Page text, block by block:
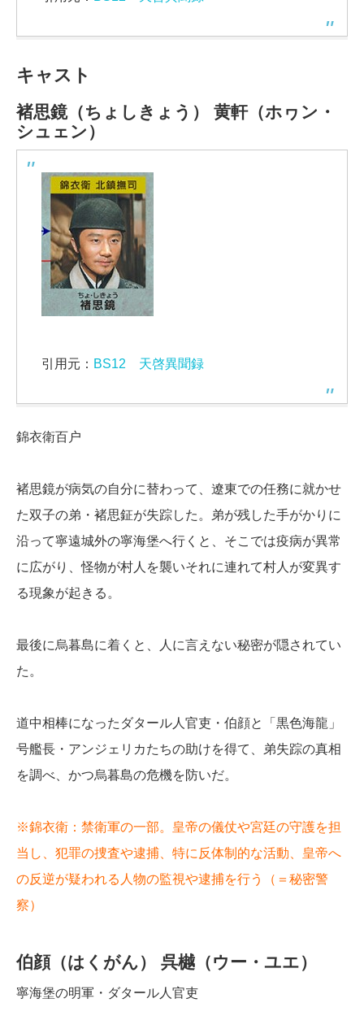
キャスト
褚思鏡（ちょしきょう）
黄軒（ホヮン・
シュェン）
引用元： BS12 天啓異聞録
錦衣衛百户
褚思鏡が病気の自分に替わって、遼東での任務に就かせ
た双子の弟・褚思鉦が失踪した。弟が残した手がかりに
沿って寧遠城外の寧海堡へ行くと、そこでは疫病が異常
に広がり、怪物が村人を襲いそれに連れて村人が変異す
る現象が起きる。
最後に烏暮島に着くと、人に言えない秘密が隠されてい
た。
道中相棒になったダタール人官吏・伯顔と「黒色海龍」
号艦長・アンジェリカたちの助けを得て、弟失踪の真相
を調べ、かつ烏暮島の危機を防いだ。
※錦衣衛：禁衛軍の一部。皇帝の儀仗や宮廷の守護を担
当し、犯罪の捜査や逮捕、特に反体制的な活動、皇帝へ
の反逆が疑われる人物の監視や逮捕を行う（＝秘密警
察）
伯顔（はくがん） 呉樾（ウー・ユエ）
寧海堡の明軍・ダタール人官吏